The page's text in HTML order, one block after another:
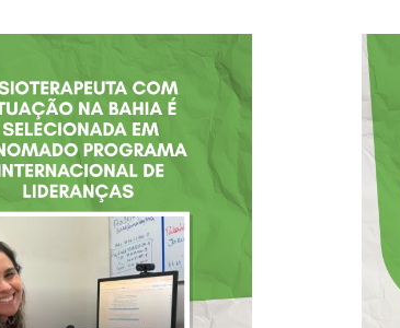
ATUAÇÃO NA
BAHIA É
EM
RENOMADO
PROGRAMA
LIDERANÇAS